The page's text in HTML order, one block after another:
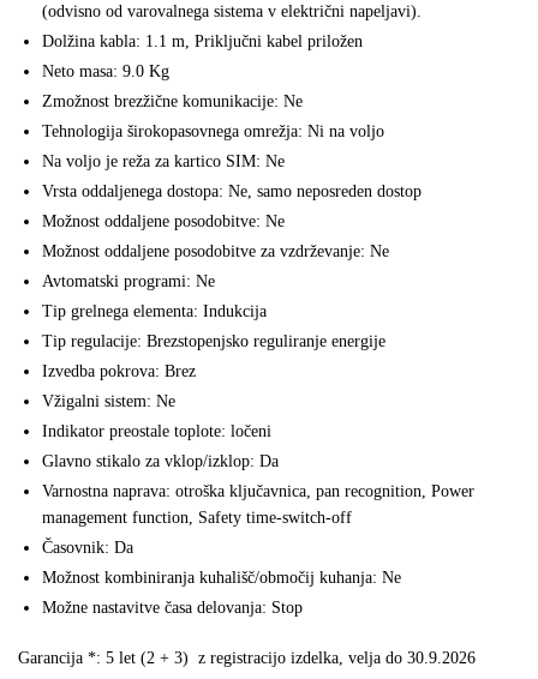
(odvisno od varovalnega sistema v električni napeljavi).
Dolžina kabla: 1.1 m, Priključni kabel priložen
Neto masa: 9.0 Kg
Zmožnost brezžične komunikacije: Ne
Tehnologija širokopasovnega omrežja: Ni na voljo
Na voljo je reža za kartico SIM: Ne
Vrsta oddaljenega dostopa: Ne, samo neposreden dostop
Možnost oddaljene posodobitve: Ne
Možnost oddaljene posodobitve za vzdrževanje: Ne
Avtomatski programi: Ne
Tip grelnega elementa: Indukcija
Tip regulacije: Brezstopenjsko reguliranje energije
Izvedba pokrova: Brez
Vžigalni sistem: Ne
Indikator preostale toplote: ločeni
Glavno stikalo za vklop/izklop: Da
Varnostna naprava: otroška ključavnica, pan recognition, Power
management function, Safety time-switch-off
Časovnik: Da
Možnost kombiniranja kuhališč/območij kuhanja: Ne
Možne nastavitve časa delovanja: Stop
Garancija *: 5 let (2 + 3) z registracijo izdelka, velja do 30.9.2026